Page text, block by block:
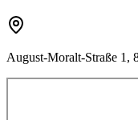
August-Moralt-Straße 1,